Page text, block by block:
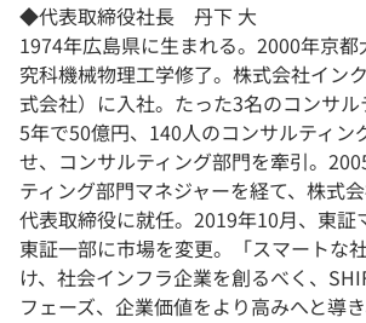
◆代表取締役社長 丹下 大
1974年広島県に生まれる。2000年京
究科機械物理工学修了。株式会社イン
式会社）に入社。たった3名のコンサル
5年で50億円、140人のコンサルティン
せ、コンサルティング部門を牽引。
ティング部門マネジャーを経て、株式会
代表取締役に就任。2019年10月、東証
東証一部に市場を変更。「スマートな
け、社会インフラ企業を創るべく、
フェーズ、企業価値をより高みへと導